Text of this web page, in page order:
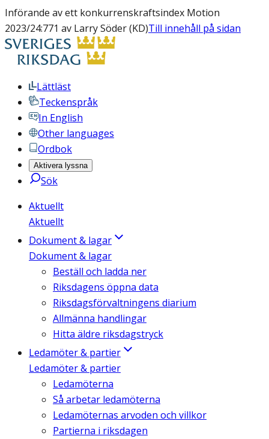
Införande av ett konkurrenskraftsindex Motion
2023/24:771 av Larry Söder (KD)Till innehåll på sidan
Lättläst
Teckenspråk
In English
Other languages
Ordbok
Aktivera lyssna
Sök
Aktuellt
Aktuellt
Dokument & lagar
Dokument & lagar
Beställ och ladda ner
Riksdagens öppna data
Riksdagsförvaltningens diarium
Allmänna handlingar
Hitta äldre riksdagstryck
Ledamöter & partier
Ledamöter & partier
Ledamöterna
Så arbetar ledamöterna
Ledamöternas arvoden och villkor
Partierna i riksdagen